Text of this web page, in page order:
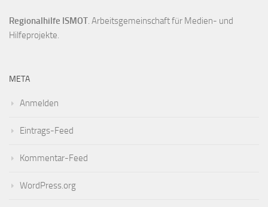
Regionalhilfe ISMOT. Arbeitsgemeinschaft für Medien- und
Hilfeprojekte.
META
Anmelden
Eintrags-Feed
Kommentar-Feed
WordPress.org